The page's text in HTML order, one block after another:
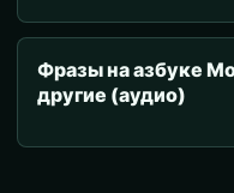
Фразы на азбуке
другие (аудио)